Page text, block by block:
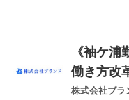
《袖ケ
働き方改
株式会社ブラ